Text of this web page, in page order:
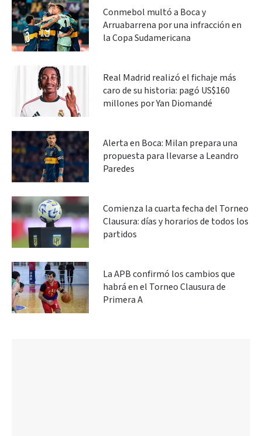
Conmebol multó a Boca y
Arruabarrena por una infracción en
la Copa Sudamericana
Real Madrid realizó el fichaje más
caro de su historia: pagó US$160
millones por Yan Diomandé
Alerta en Boca: Milan prepara una
propuesta para llevarse a Leandro
Paredes
Comienza la cuarta fecha del Torneo
Clausura: días y horarios de todos los
partidos
La APB confirmó los cambios que
habrá en el Torneo Clausura de
Primera A